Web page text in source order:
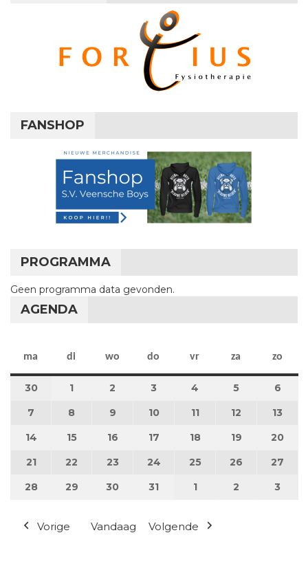
FANSHOP
PROGRAMMA
Geen programma data gevonden.
AGENDA
ma maandag
di dinsdag
wo woensdag
do donderdag
vr vrijdag
za zaterdag
zo
3030 juni 2025
1 1 juli 2025
2 2 juli 2025
3 3 juli 2025
4 4 juli 2025
5 5 juli 2025
6
7 7 juli 2025
8 8 juli 2025
9 9 juli 2025
10 10 juli 2025
1111 juli 2025
12 12 juli 2025
13
14 14 juli 2025
1515 juli 2025
16 16 juli 2025
17 17 juli 2025
18 18 juli 2025
19 19 juli 2025
20
2121 juli 2025
22 22 juli 2025
23 23 juli 2025
24 24 juli 2025
2525 juli 2025
26 26 juli 2025
27
28 28 juli 2025
29 29 juli 2025
30 30 juli 2025
31 31 juli 2025
11 augustus 2025
2 2 augustus
3
Vorige Vandaag Volgende